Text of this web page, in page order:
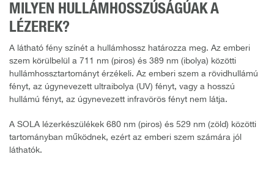
MILYEN HULLÁMHOSSZÚSÁGÚAK A
LÉZEREK?
A látható fény színét a hullámhossz határozza meg. Az emberi
szem körülbelül a 711 nm (piros) és 389 nm (ibolya) közötti
hullámhossztartományt érzékeli. Az emberi szem a rövidhullámú
fényt, az úgynevezett ultraibolya (UV) fényt, vagy a hosszú
hullámú fényt, az úgynevezett infravörös fényt nem látja.
A SOLA lézerkészülékek 680 nm (piros) és 529 nm (zöld) közötti
tartományban működnek, ezért az emberi szem számára jól
láthatók.